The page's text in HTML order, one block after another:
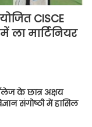
CISCE
ला मार्टिनियर
के छात्र अक्षय
संगोष्ठी में हासिल